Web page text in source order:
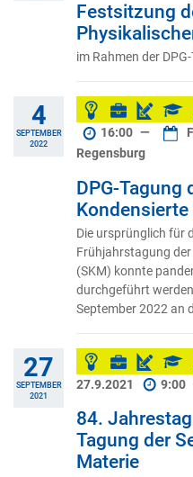
Festsitzung
im Rahmen der
4
SEPTEMBER
2022
16:00 —
Regensburg
DPG-Tagung
Die ursprünglich für
Frühjahrstagung
(SKM) konnte
durchgeführt
September 2022 an
27
SEPTEMBER
2021
27.9.2021
9:00
84.
Tagung der
Materie